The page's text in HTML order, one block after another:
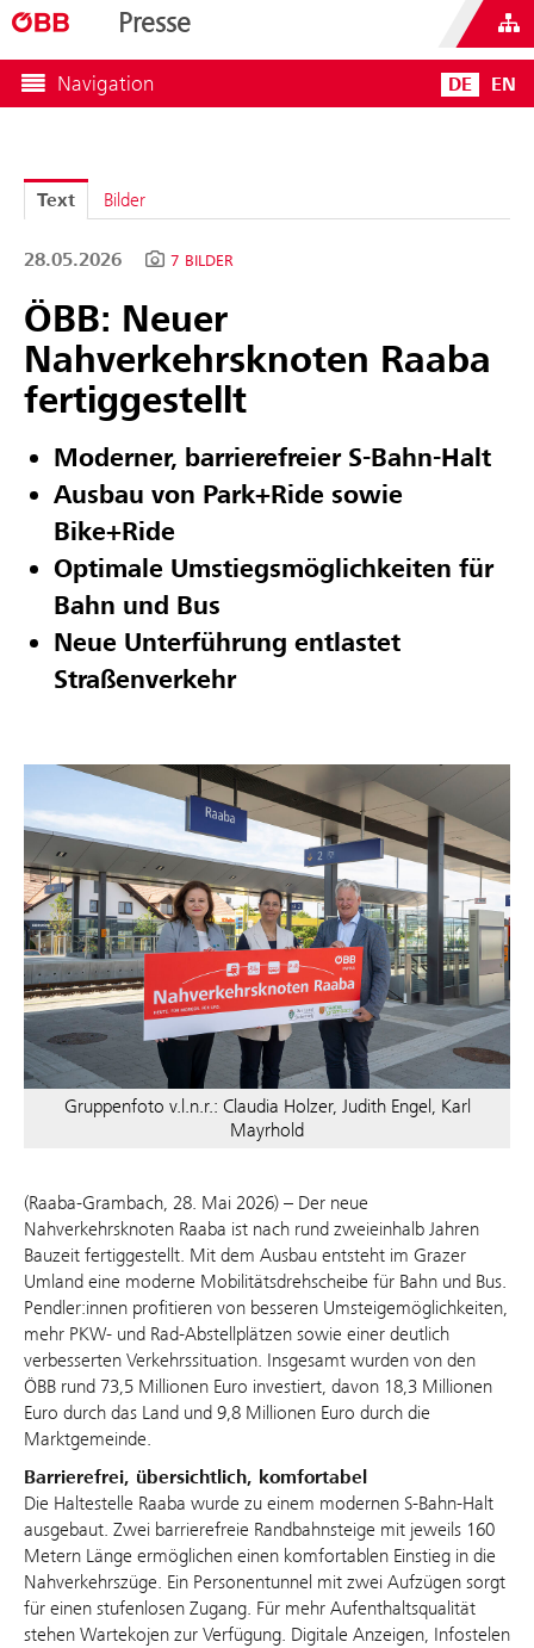
Presse
Navigation DE EN
Text Bilder
28.05.2026 7 BILDER
ÖBB: Neuer
Nahverkehrsknoten Raaba
fertiggestellt
Moderner, barrierefreier S-Bahn-Halt
Ausbau von Park+Ride sowie
Bike+Ride
Optimale Umstiegsmöglichkeiten für
Bahn und Bus
Neue Unterführung entlastet
Straßenverkehr
Gruppenfoto v.l.n.r.: Claudia Holzer, Judith Engel, Karl
Mayrhold
(Raaba-Grambach, 28. Mai 2026) – Der neue
Nahverkehrsknoten Raaba ist nach rund zweieinhalb Jahren
Bauzeit fertiggestellt. Mit dem Ausbau entsteht im Grazer
Umland eine moderne Mobilitätsdrehscheibe für Bahn und Bus.
Pendler:innen profitieren von besseren Umsteigemöglichkeiten,
mehr PKW- und Rad-Abstellplätzen sowie einer deutlich
verbesserten Verkehrssituation. Insgesamt wurden von den
ÖBB rund 73,5 Millionen Euro investiert, davon 18,3 Millionen
Euro durch das Land und 9,8 Millionen Euro durch die
Marktgemeinde.
Barrierefrei, übersichtlich, komfortabel
Die Haltestelle Raaba wurde zu einem modernen S-Bahn-Halt
ausgebaut. Zwei barrierefreie Randbahnsteige mit jeweils 160
Metern Länge ermöglichen einen komfortablen Einstieg in die
Nahverkehrszüge. Ein Personentunnel mit zwei Aufzügen sorgt
für einen stufenlosen Zugang. Für mehr Aufenthaltsqualität
stehen Wartekojen zur Verfügung. Digitale Anzeigen, Infostelen